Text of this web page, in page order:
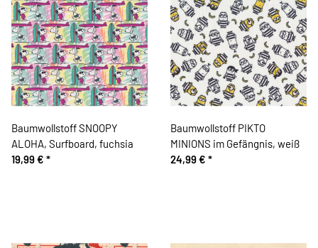
Baumwollstoff SNOOPY
ALOHA, Surfboard, fuchsia
19,99 € *
Baumwollstoff PIKTO
MINIONS im Gefängnis, weiß
24,99 € *